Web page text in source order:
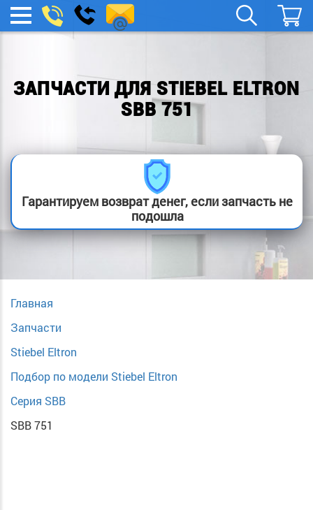
МЕНЮ
boylera@yandex.ru
Заказать
звонок
ЗАПЧАСТИ ДЛЯ STIEBEL ELTRON
SBB 751
Гарантируем возврат денег, если запчасть не
подошла
Главная
Запчасти
Stiebel Eltron
Подбор по модели Stiebel Eltron
Серия SBB
SBB 751